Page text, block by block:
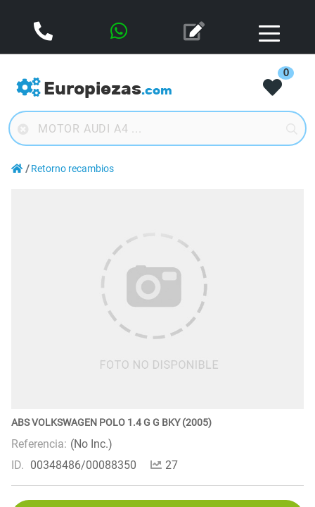
Europiezas.com
0
Retorno recambios
ABS VOLKSWAGEN POLO 1.4 G G BKY (2005)
Referencia: (No Inc.)
ID. 00348486/00088350 27